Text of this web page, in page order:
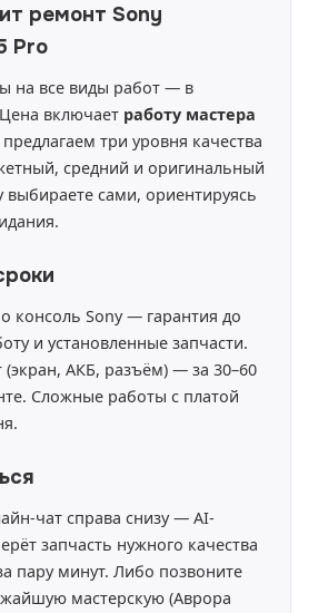
ремонт Sony
Pro
на все виды работ — в
включает работу мастера
три уровня качества
средний и оригинальный
сами, ориентируясь
консоль Sony — гарантия до
и установленные запчасти.
АКБ, разъём) — за 30–60
Сложные работы с платой
чат справа снизу — AI-
запчасть нужного качества
пару минут. Либо позвоните
мастерскую (Аврора